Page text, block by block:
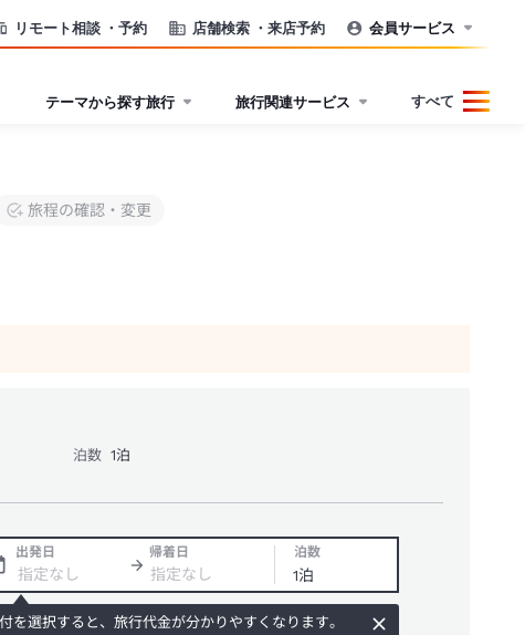
リモート相談 ・予約 店舗検索 ・来店予約 会員サービス
テーマから探す旅行 旅行関連サービス すべて
旅程の確認・変更
泊数 1泊
出発日 帰着日 泊数
を選択すると、旅行代金が分かりやすくなります。